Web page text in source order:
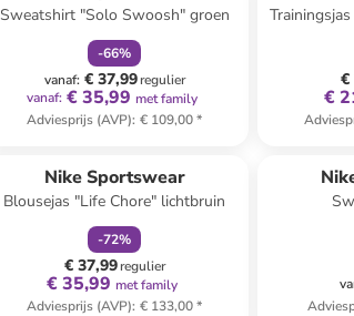
Sweatshirt "Solo Swoosh" groen
-66%
vanaf: € 37,99regulier
vanaf: € 35,99 met family
Adviesprijs (AVP): € 109,00*
€
€
Nike Sportswear
Blousejas "Life Chore" lichtbruin
-72%
€ 37,99regulier
€ 35,99 met family
Adviesprijs (AVP): € 133,00*